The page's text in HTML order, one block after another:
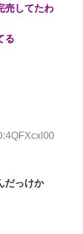
売してたわ
る
だっけか